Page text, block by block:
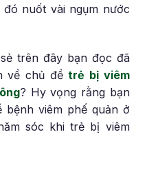
nuốt vài ngụm nước
trên đây bạn đọc đã
về chủ đềtrẻ bị viêm
? Hy vọng rằng bạn
viêm phế quản ở
sóc khi trẻ bị viêm